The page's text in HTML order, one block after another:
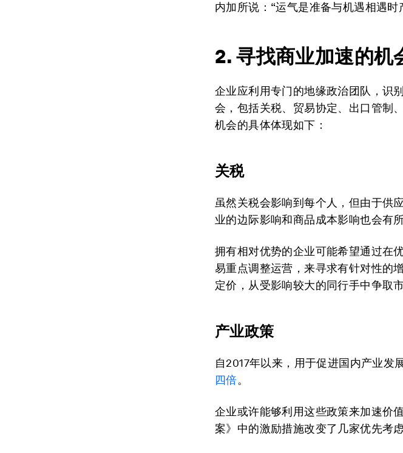
内加所说：“运气是准备与机遇相遇时
2. 寻找商业加速的机
企业应利用专门的地缘政治团队，识
会，包括关税、贸易协定、出口管制
机会的具体体现如下：
关税
虽然关税会影响到每个人，但由于供
业的边际影响和商品成本影响也会有所
拥有相对优势的企业可能希望通过在
易重点调整运营，来寻求有针对性的
定价，从受影响较大的同行手中争取市
产业政策
自2017年以来，用于促进国内产业发
四倍。
企业或许能够利用这些政策来加速价
案》中的激励措施改变了几家优先考